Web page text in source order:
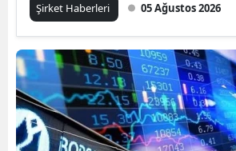
Şirket Haberleri 05 Ağustos 2026